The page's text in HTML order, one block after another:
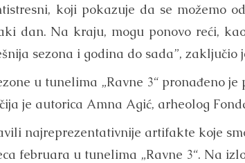
koji pokazuje da se možemo
dan. Na kraju, mogu ponovo reći,
sezona i godina do sada”, zaključio
u tunelima „Ravne 3“ pronađeno
je autorica Amna Agić, arheolog
najreprezentativnije artifakte koje
februara u tunelima „Ravne 3“. Na